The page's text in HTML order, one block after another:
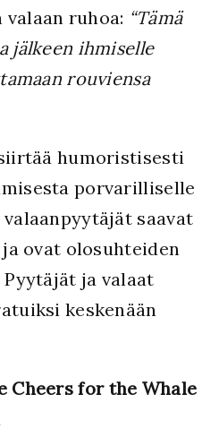
valaan ruhoa: “Tämä
jälkeen ihmiselle
rouviensa
humoristisesti
porvarilliselle
saavat
ovat olosuhteiden
ja valaat
keskenään
Cheers for the Whale